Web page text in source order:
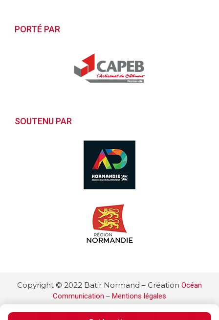
PORTÉ PAR
SOUTENU PAR
Copyright © 2022 Batir Normand – Création Océan
Communication – Mentions légales